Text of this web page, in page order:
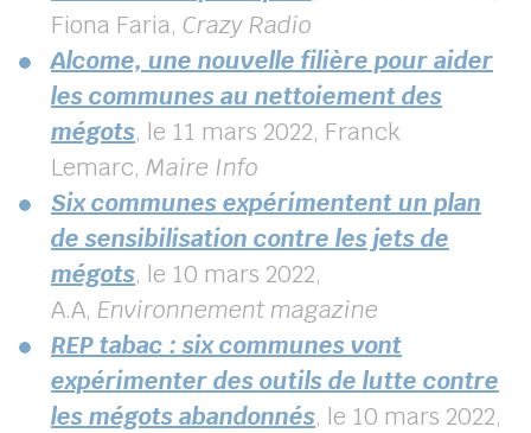
Fiona Faria, Crazy Radio
Alcome, une nouvelle filière pour aider
les communes au nettoiement des
mégots, le 11 mars 2022, Franck
Lemarc, Maire Info
Six communes expérimentent un plan
de sensibilisation contre les jets de
mégots, le 10 mars 2022,
A.A, Environnement magazine
REP tabac : six communes vont
expérimenter des outils de lutte contre
les mégots abandonnés, le 10 mars 2022,